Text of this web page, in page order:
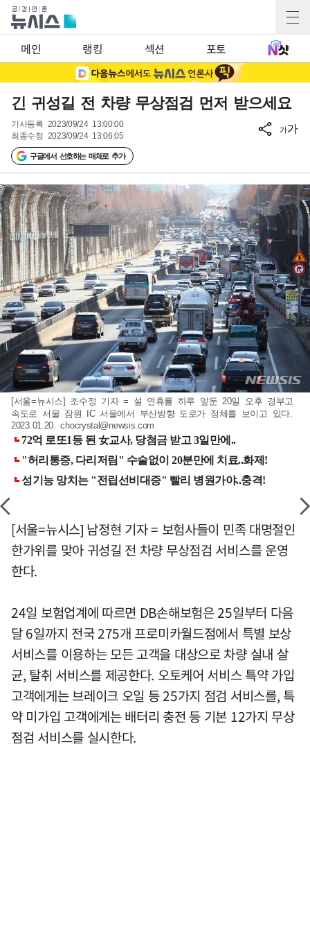
메인 랭킹 섹션 포토
긴 귀성길 전 차량 무상점검 먼저 받으세요
기사등록 2023/09/24 13:00:00
최종수정 2023/09/24 13:06:05
구글에서 선호하는 매체로 추가
가가
[서울=뉴시스] 조수정 기자 = 설 연휴를 하루 앞둔 20일 오후 경부고
속도로 서울 잠원 IC 서울에서 부산방향 도로가 정체를 보이고 있다.
2023.01.20.chocrystal@newsis.com
[서울=뉴시스] 남정현 기자 = 보험사들이 민족 대명절인
한가위를 맞아 귀성길 전 차량 무상점검 서비스를 운영
한다.
24일 보험업계에 따르면 DB손해보험은 25일부터 다음
달 6일까지 전국 275개 프로미카월드점에서 특별 보상
서비스를 이용하는 모든 고객을 대상으로 차량 실내 살
균, 탈취 서비스를 제공한다. 오토케어 서비스 특약 가입
고객에게는 브레이크 오일 등 25가지 점검 서비스를, 특
약 미가입 고객에게는 배터리 충전 등 기본 12가지 무상
점검 서비스를 실시한다.